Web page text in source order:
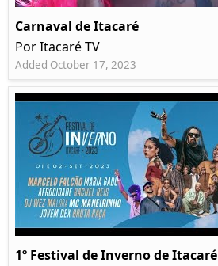
Carnaval de Itacaré
Por Itacaré TV
Added October 17, 2023
1º Festival de Inverno de Itacaré